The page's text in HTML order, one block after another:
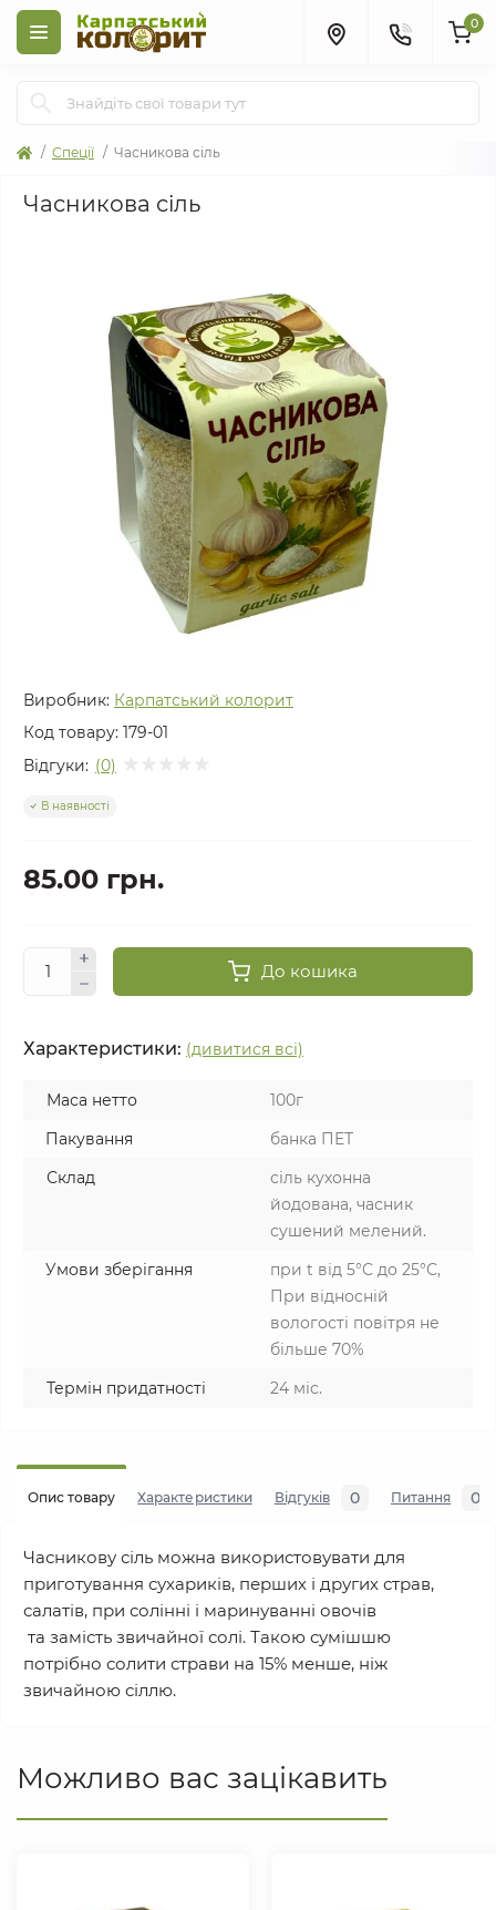
0
Спеції Часникова сіль
Часникова сіль
Виробник: Карпатський колорит
Код товару: 179-01
Відгуки: (0)
В наявності
85.00 грн.
До кошика
Характеристики: (дивитися всі)
Маса нетто
100г
Пакування
банка ПЕТ
Склад
сіль кухонна
йодована, часник
сушений мелений.
Умови зберігання
при t від 5°C до 25°С,
При відносній
вологості повітря не
більше 70%
Термін придатності
24 міс.
Опис товару Характеристики Відгуків 0 Питання 0
Часникову сіль можна використовувати для
приготування сухариків, перших і других страв,
салатів, при солінні і маринуванні овочів
та замість звичайної солі. Такою сумішшю
потрібно солити страви на 15% менше, ніж
звичайною сіллю.
Можливо вас зацікавить